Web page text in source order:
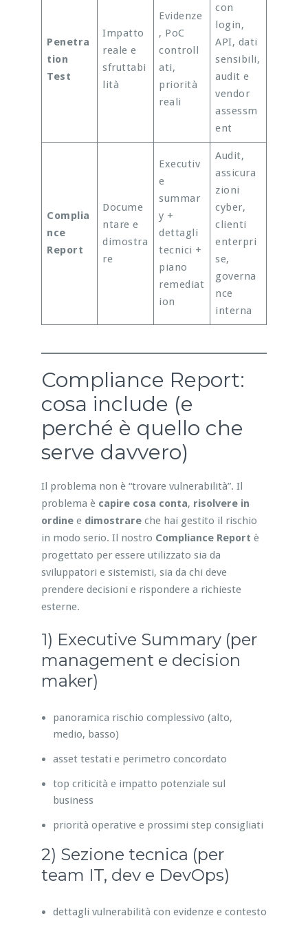
Penetra
tion
Test
Impatto
reale e
sfruttabi
lità
Evidenze
, PoC
controll
ati,
priorità
reali
con
login,
API, dati
sensibili,
audit e
vendor
assessm
ent
Complia
nce
Report
Docume
ntare e
dimostra
re
Executiv
e
summar
y +
dettagli
tecnici +
piano
remediat
ion
Audit,
assicura
zioni
cyber,
clienti
enterpri
se,
governa
nce
interna
Compliance Report:
cosa include (e
perché è quello che
serve davvero)
Il problema non è “trovare vulnerabilità”. Il
problema è capire cosa conta, risolvere in
ordinee dimostrareche hai gestito il rischio
in modo serio. Il nostro Compliance Report è
progettato per essere utilizzato sia da
sviluppatori e sistemisti, sia da chi deve
prendere decisioni e rispondere a richieste
esterne.
1) Executive Summary (per
management e decision
maker)
panoramica rischio complessivo (alto,
medio, basso)
asset testati e perimetro concordato
top criticità e impatto potenziale sul
business
priorità operative e prossimi step consigliati
2) Sezione tecnica (per
team IT, dev e DevOps)
dettagli vulnerabilità con evidenze e contesto